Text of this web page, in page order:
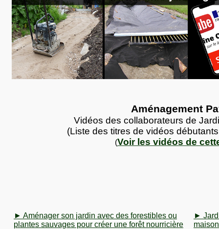
Aménagement
Vidéos des collaborateurs de
(Liste des titres de vidéos
(Voir les vidéos de
► Aménager son jardin avec des forestibles ou
plantes sauvages pour créer une forêt nourricière
►